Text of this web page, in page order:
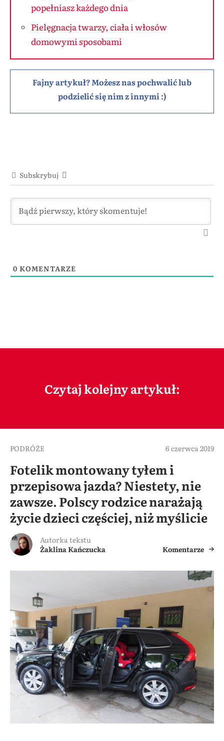
popełniasz każdego dnia
Pielęgnacja twarzy, ciała i włosów
domowymi sposobami
Fajny artykuł? Możesz nas pochwalić lub
podzielić się nim z innymi :)
Subskrybuj
0 KOMENTARZE
Czytaj kolejny artykuł:
PODRÓŻE 6 czerwca 2019
Fotelik montowany tyłem i
przepisowa jazda? Niestety, nie
zawsze. Polscy rodzice narażają
życie dzieci częściej, niż myślicie
Autorka tekstu
Żaklina Kańczucka
Komentarze